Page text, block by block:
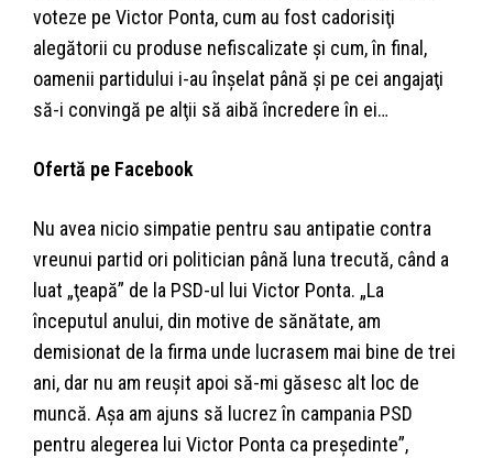
voteze pe Victor Ponta, cum au fost cadorisiţi
alegătorii cu produse nefiscalizate şi cum, în final,
oamenii partidului i-au înşelat până şi pe cei angajaţi
să-i convingă pe alţii să aibă încredere în ei…
Ofertă pe Facebook
Nu avea nicio simpatie pentru sau antipatie contra
vreunui partid ori politician până luna trecută, când a
luat „ţeapă” de la PSD-ul lui Victor Ponta. „La
începutul anului, din motive de sănătate, am
demisionat de la firma unde lucrasem mai bine de trei
ani, dar nu am reuşit apoi să-mi găsesc alt loc de
muncă. Aşa am ajuns să lucrez în campania PSD
pentru alegerea lui Victor Ponta ca preşedinte”,